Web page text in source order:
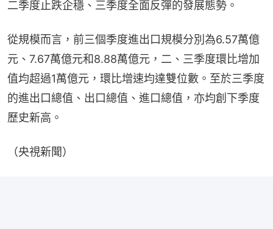
二季度止跌企穩、三季度全面反彈的發展態勢。
從規模而言，前三個季度進出口規模分別為6.57萬億
元、7.67萬億元和8.88萬億元，二、三季度環比增加
值均超過1萬億元，環比增速均達雙位數。至於三季度
的進出口總值、出口總值、進口總值，亦均創下季度
歷史新高。
（央視新聞）